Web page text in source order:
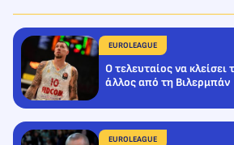
EUROLEAGUE
Ο τελευταίος να
άλλος από τη Βιλερμπάν
EUROLEAGUE